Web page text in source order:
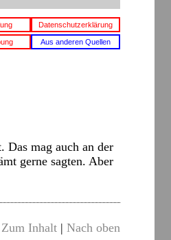
Datenschutzerklärung
Aus anderen Quellen
Das mag auch an der
gerne sagten. Aber
Zum Inhalt | Nach oben